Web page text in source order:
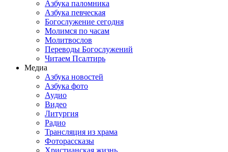
Азбука паломника
Азбука певческая
Богослужение сегодня
Молимся по часам
Молитвослов
Переводы Богослужений
Читаем Псалтирь
Медиа
Азбука новостей
Азбука фото
Аудио
Видео
Литургия
Радио
Трансляция из храма
Фоторассказы
Христианская жизнь